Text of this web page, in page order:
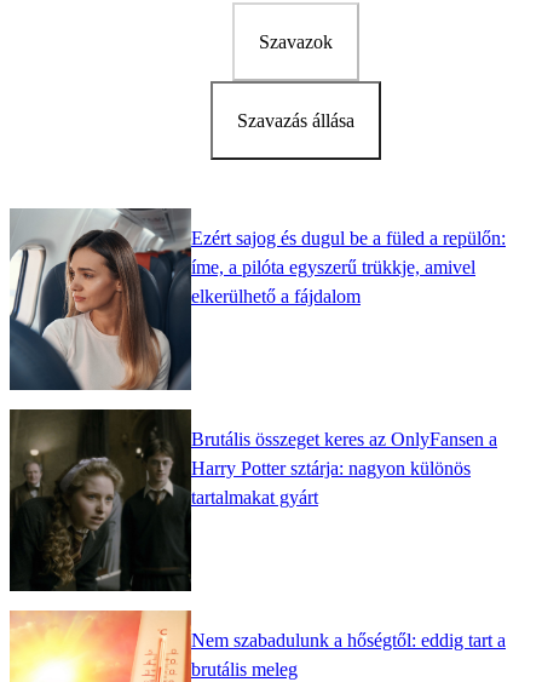
Szavazok
Szavazás állása
Ezért sajog és dugul be a füled a repülőn:
íme, a pilóta egyszerű trükkje, amivel
elkerülhető a fájdalom
Brutális összeget keres az OnlyFansen a
Harry Potter sztárja: nagyon különös
tartalmakat gyárt
Nem szabadulunk a hőségtől: eddig tart a
brutális meleg